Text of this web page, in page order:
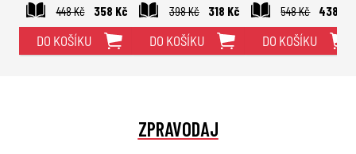
448 Kč
358 Kč
DO KOŠÍKU
398 Kč
318 Kč
DO KOŠÍKU
548 Kč
438 Kč
DO KOŠÍKU
ZPRAVODAJ